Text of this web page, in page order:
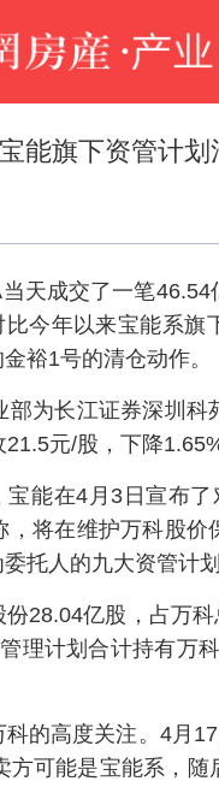
能旗下资管计划
天成交了一笔46.54
今年以来宝能系旗
裕1号的清仓动作。
为长江证券深圳科
元/股，下降1.65%
宝能在4月3日宣布
将在维护万科股价
托人的九大资管计
28.04亿股，占万科
理计划合计持有万
的高度关注。4月
可能是宝能系，随